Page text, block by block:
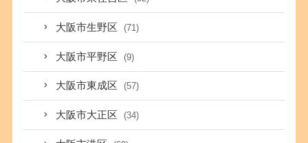
大阪市生野区 (71)
大阪市平野区 (9)
大阪市東成区 (57)
大阪市大正区 (34)